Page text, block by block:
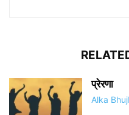
प्रेरणा
Alka